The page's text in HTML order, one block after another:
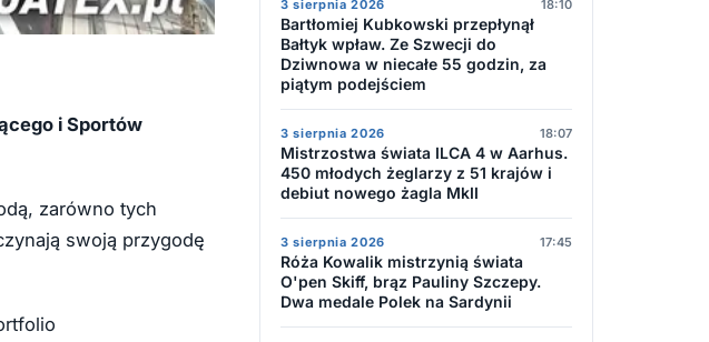
i Sportów
zarówno tych
swoją przygodę
3 sierpnia 2026 18:10
Bartłomiej Kubkowski przepłynął
Bałtyk wpław. Ze Szwecji do
Dziwnowa w niecałe 55 godzin, za
piątym podejściem
3 sierpnia 2026 18:07
Mistrzostwa świata ILCA 4 w Aarhus.
450 młodych żeglarzy z 51 krajów i
debiut nowego żagla MkII
3 sierpnia 2026 17:45
Róża Kowalik mistrzynią świata
O'pen Skiff, brąz Pauliny Szczepy.
Dwa medale Polek na Sardynii